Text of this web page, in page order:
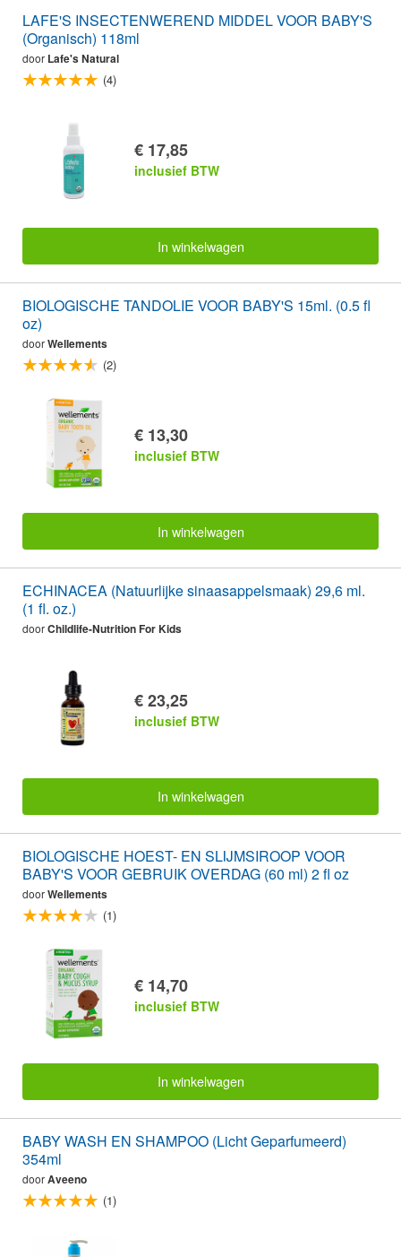
LAFE'S INSECTENWEREND MIDDEL VOOR BABY'S
(Organisch) 118ml
door Lafe's Natural
(4)
€ 17,85
inclusief BTW
In winkelwagen
BIOLOGISCHE TANDOLIE VOOR BABY'S 15ml. (0.5 fl
oz)
doorWellements
(2)
€ 13,30
inclusief BTW
In winkelwagen
ECHINACEA (Natuurlijke sinaasappelsmaak) 29,6 ml.
(1 fl. oz.)
doorChildlife-Nutrition For Kids
€ 23,25
inclusief BTW
In winkelwagen
BIOLOGISCHE HOEST- EN SLIJMSIROOP VOOR
BABY'S VOOR GEBRUIK OVERDAG (60 ml) 2 fl oz
doorWellements
(1)
€ 14,70
inclusief BTW
In winkelwagen
BABY WASH EN SHAMPOO (Licht Geparfumeerd)
354ml
doorAveeno
(1)